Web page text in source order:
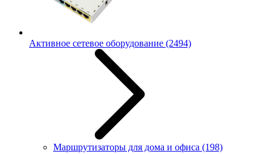
Активное сетевое оборудование (2494)
Маршрутизаторы для дома и офиса (198)